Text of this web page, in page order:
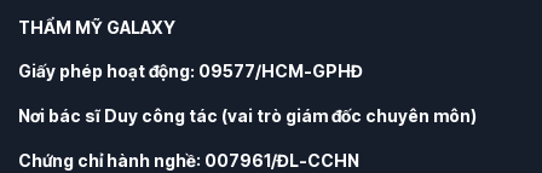
THẨM MỸ GALAXY
Giấy phép hoạt động: 09577/HCM-GPHĐ
Nơi bác sĩ Duy công tác (vai trò giám đốc chuyên môn)
Chứng chỉ hành nghề: 007961/ĐL-CCHN